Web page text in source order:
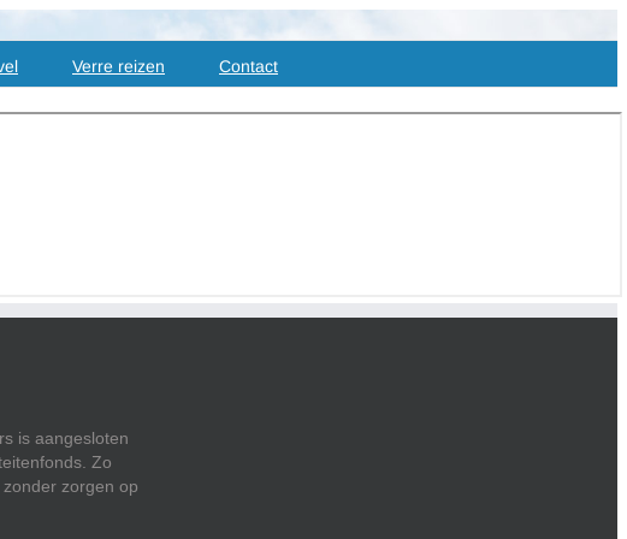
Verre reizen
Contact
is aangesloten
Zo
zorgen op